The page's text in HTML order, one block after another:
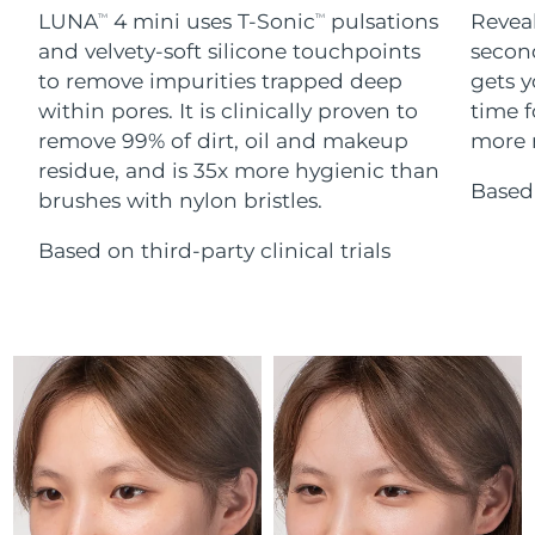
LUNATM 4 mini uses T-SonicTM
pulsations
and velvety-soft silicone touchpoints
to remove impurities trapped deep
within pores. It is clinically proven to
remove 99% of dirt, oil and makeup
residue, and is 35x more hygienic than
brushes with nylon bristles.
Based on third-party clinical trials
gets
time
more
All revitalizing eye massagers
Advanced pore care essentials
Serum
issa™ Teeth Whitening Gel
18% PAP
Kosmetyki Mężczyźni
Kupuj
O NAS
Gibraltar
14/08/2026
Grecja
Oczekiwany czas dostawy
10/08/2026
SRA Hongkong
(Chiny)
Oczekiwany czas dostawy
11/08/2026
Indonezja
Oczekiwany czas dostawy
08/08/2026
Irlandia
Oczekiwany czas dostawy
10/08/2026
Wyspa Man
Oczekiwany czas dostawy
12/08/2026